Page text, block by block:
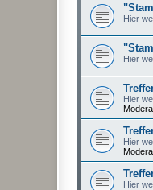
Hier
Hier
Hier
Hier
Hier